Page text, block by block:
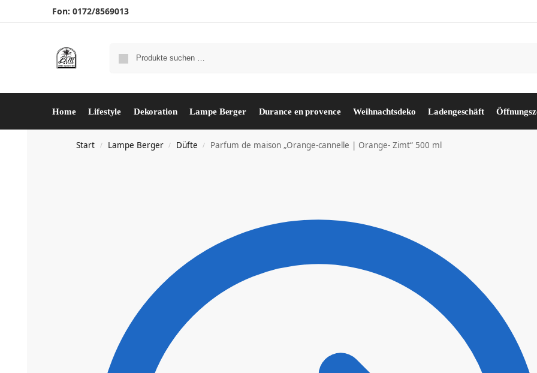
Fon: 0172/8569013
Home Lifestyle Dekoration Lampe Berger Durance en provence Weihnachtsdeko Ladengeschäft
Start / Lampe Berger / Düfte / Parfum de maison „Orange-cannelle | Orange- Zimt“ 500 ml